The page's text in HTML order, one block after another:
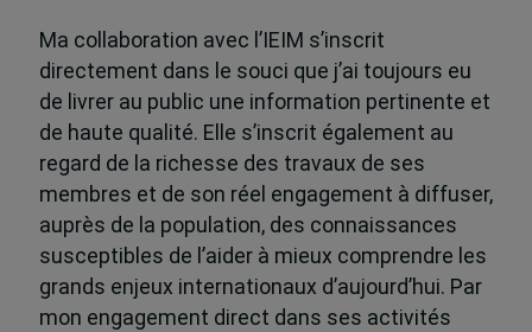
Ma collaboration avec l’IEIM s’inscrit
directement dans le souci que j’ai toujours eu
de livrer au public une information pertinente et
de haute qualité. Elle s’inscrit également au
regard de la richesse des travaux de ses
membres et de son réel engagement à diffuser,
auprès de la population, des connaissances
susceptibles de l’aider à mieux comprendre les
grands enjeux internationaux d’aujourd’hui. Par
mon engagement direct dans ses activités